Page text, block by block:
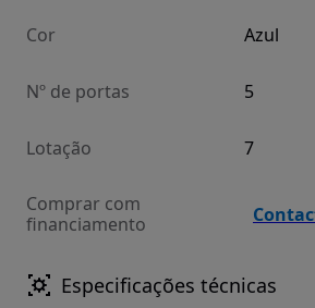
Cor Azul
Nº de portas 5
Lotação 7
Comprar com
financiamento
Especificações técnicas